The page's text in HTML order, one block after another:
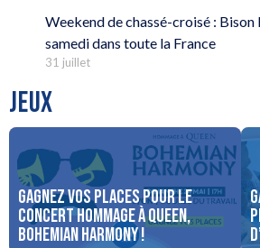
Weekend de chassé-croisé :
samedi dans toute la France
31 juillet
JEUX
Gagnez vos places pour le
concert Hommage à Queen,
Bohemian Harmony !